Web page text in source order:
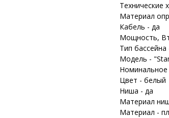
Технические
Материал
Кабель - да
Мощность,
Тип
Модель -
Цвет - белый
Ниша - да
Материал
Материал -